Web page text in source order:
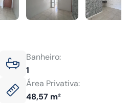
Banheiro:
1
Área Privativa:
48,57 m²